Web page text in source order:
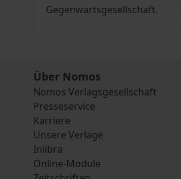
Gegenwartsgesellschaft.
Über Nomos
Nomos Verlagsgesellschaft
Presseservice
Karriere
Unsere Verlage
Inlibra
Online-Module